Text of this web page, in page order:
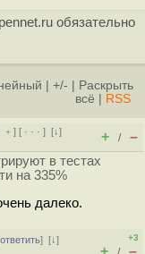
обязательно
+/-
Раскрыть
всё
RSS
] [ · · ·][↓]
+ / –
в тестах
на 335%
далеко.
ответить][↓]
+3
+ –